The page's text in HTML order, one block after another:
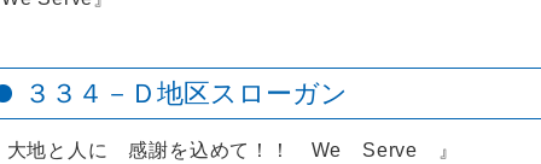
３３４－Ｄ地区スローガン
大地と人に 感謝を込めて！！ We Serve 』